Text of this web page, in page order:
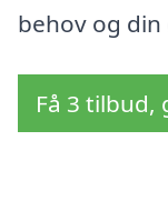
behov og
Få 3